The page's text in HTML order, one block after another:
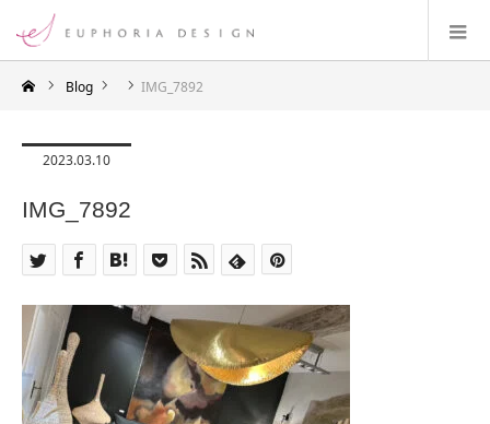
Blog IMG_7892
2023.03.10
IMG_7892